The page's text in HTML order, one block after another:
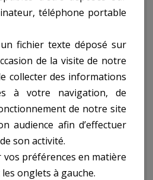
technique
ref.
J:
téléphone portable
fichier texte déposé sur
de la visite de notre
collecter des informations
à votre navigation, de
de notre site
audience afin d’effectuer
son activité.
préférences en matière
onglets à gauche.